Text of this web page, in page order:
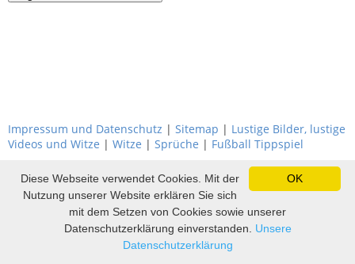
Impressum und Datenschutz | Sitemap | Lustige Bilder, lustige
Videos und Witze | Witze | Sprüche | Fußball Tippspiel
OK
Diese Webseite verwendet Cookies. Mit der
Nutzung unserer Website erklären Sie sich
mit dem Setzen von Cookies sowie unserer
Datenschutzerklärung einverstanden. Unsere
Datenschutzerklärung